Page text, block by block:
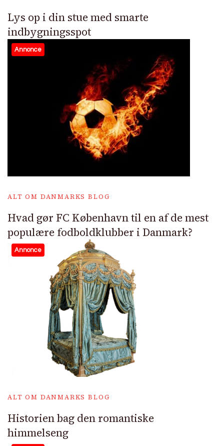
Lys op i din stue med smarte
indbygningsspot
Annonce
ALT OM DANMARKS BLOG
Hvad gør FC København til en af de mest
populære fodboldklubber i Danmark?
Annonce
ALT OM DANMARKS BLOG
Historien bag den romantiske
himmelseng